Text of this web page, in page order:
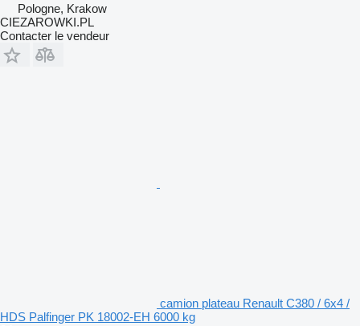
Pologne, Krakow
CIEZAROWKI.PL
Contacter le vendeur
camion plateau Renault C380 / 6x4 /
HDS Palfinger PK 18002-EH 6000 kg